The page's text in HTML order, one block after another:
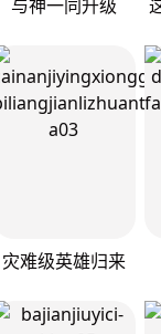
与神一同升级
灾难级英雄归来